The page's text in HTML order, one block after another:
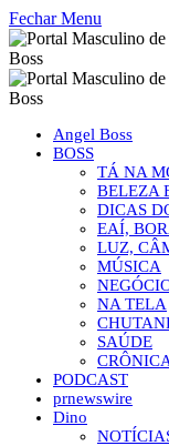
Fechar Menu
Angel Boss
BOSS
TÁ NA
BELEZA
DICAS
EAÍ,
LUZ,
MÚSICA
NA TELA
SAÚDE
PODCAST
prnewswire
Dino